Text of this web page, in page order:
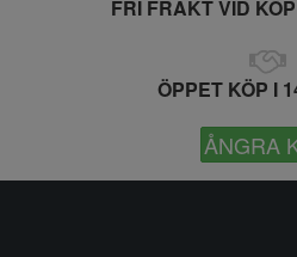
FRI FRAKT VID
ÖPPET KÖP I
ÅNGRA